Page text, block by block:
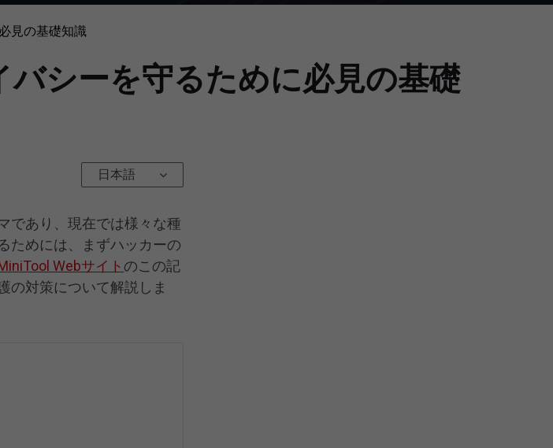
見の基礎知識
シーを守るために必見の基礎
日本語
であり、現在では様々な種
ためには、まずハッカーの
Webサイト のこの記
の対策について解説しま